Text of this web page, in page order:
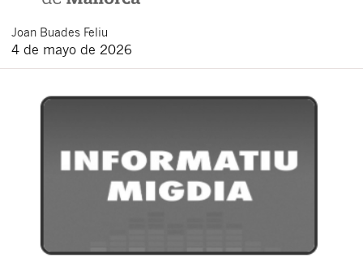
Joan Buades Feliu
4 de mayo de 2026